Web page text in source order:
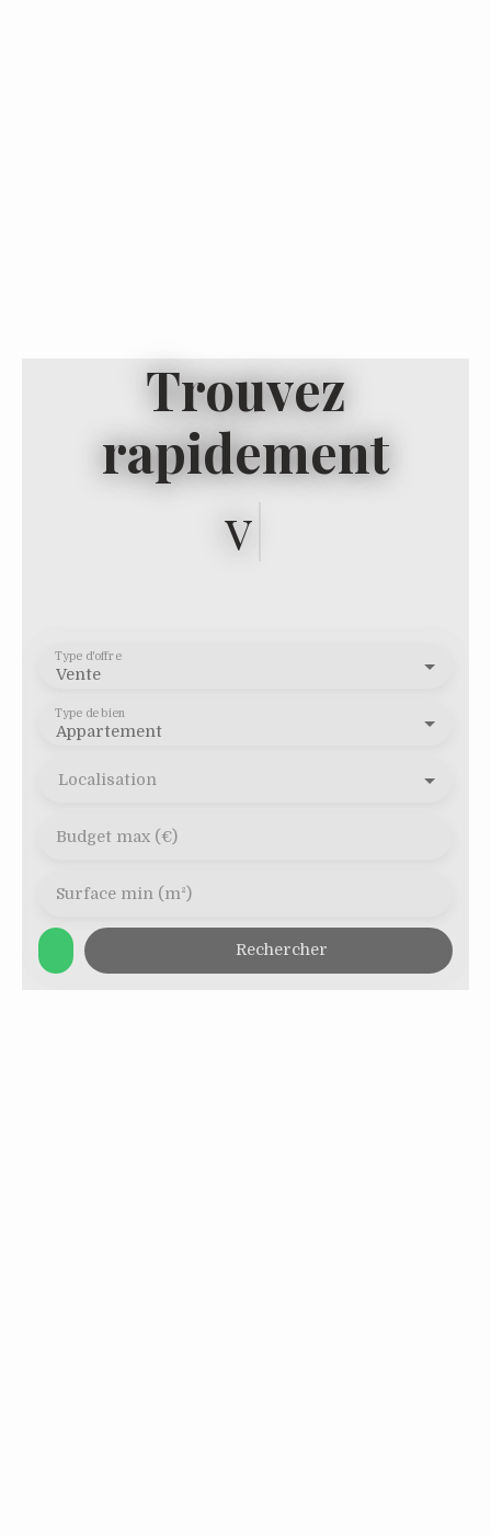
Trouvez
rapidement
votre
Vente
Type d'offre
Appartement
Type de bien
Localisation
Budget max (€)
Surface min (m²)
Rechercher